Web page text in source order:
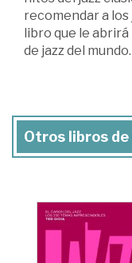
recomendar a
libro que le
de jazz del mundo.
Otros libros de